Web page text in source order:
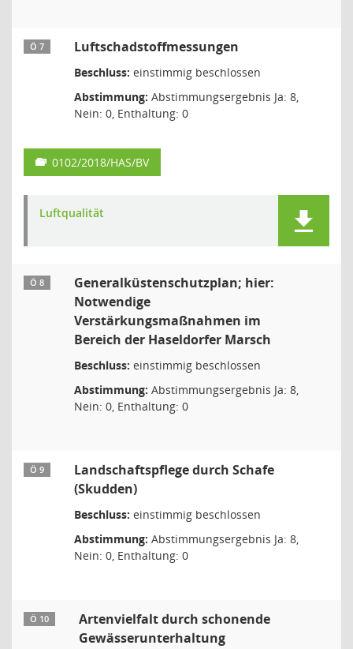
Ö 7 Luftschadstoffmessungen
Beschluss: einstimmig beschlossen
Abstimmung: Abstimmungsergebnis Ja: 8,
Nein: 0, Enthaltung: 0
0102/2018/HAS/BV
Luftqualität
Ö 8
Generalküstenschutzplan; hier:
Notwendige
Verstärkungsmaßnahmen im
Bereich der Haseldorfer Marsch
Beschluss: einstimmig beschlossen
Abstimmung: Abstimmungsergebnis Ja: 8,
Nein: 0, Enthaltung: 0
Ö 9
Landschaftspflege durch Schafe
(Skudden)
Beschluss: einstimmig beschlossen
Abstimmung: Abstimmungsergebnis Ja: 8,
Nein: 0, Enthaltung: 0
Ö 10
Artenvielfalt durch schonende
Gewässerunterhaltung